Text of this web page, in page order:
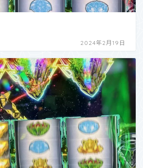
2024年2月19日